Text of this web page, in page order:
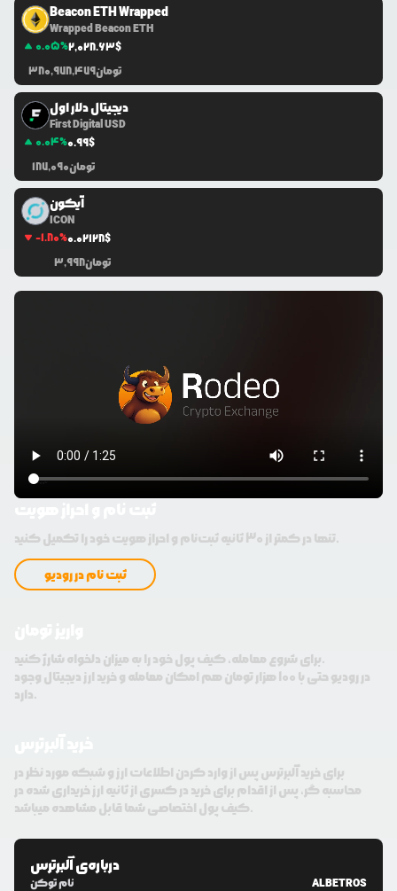
Beacon ETH Wrapped
Wrapped Beacon ETH
0.05%2,028.63$
380,978,479تومان
دیجیتال دلار اول
First Digital USD
0.04%0.99$
187,090تومان
آیکون
ICON
-1.80%0.02128$
3,998تومان
تنها در کمتر از 30 ثانیه ثبت‌نام و احراز هویت خود را تکمیل کنید.
ثبت نام در رودیو
برای شروع معامله، کیف پول خود را به میزان دلخواه شارژ کنید.
در رودیو حتی با 100 هزار تومان هم امکان معامله و خرید ارز دیجیتال وجود
دارد.
برای خرید آلبرترس پس از وارد کردن اطلاعات ارز و شبکه مورد نظر در
محاسبه گر، پس از اقدام برای خرید در کسری از ثانیه ارز خریداری شده در
کیف پول اختصاصی شما قابل مشاهده میباشد.
درباره‌یآلبرترس
نام توکن
ALBETROS